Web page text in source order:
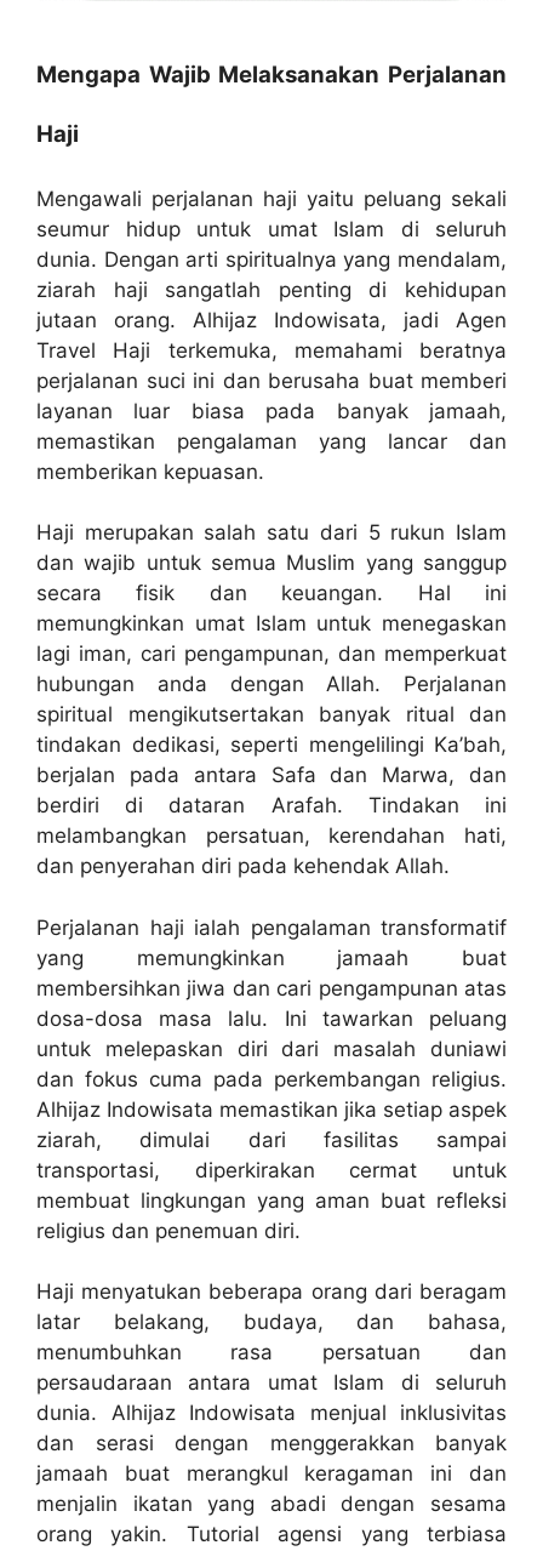
Mengapa Wajib Melaksanakan Perjalanan
Haji
Mengawali perjalanan haji yaitu peluang sekali
seumur hidup untuk umat Islam di seluruh
dunia. Dengan arti spiritualnya yang mendalam,
ziarah haji sangatlah penting di kehidupan
jutaan orang. Alhijaz Indowisata, jadi Agen
Travel Haji terkemuka, memahami beratnya
perjalanan suci ini dan berusaha buat memberi
layanan luar biasa pada banyak jamaah,
memastikan pengalaman yang lancar dan
memberikan kepuasan.
Haji merupakan salah satu dari 5 rukun Islam
dan wajib untuk semua Muslim yang sanggup
secara fisik dan keuangan. Hal ini
memungkinkan umat Islam untuk menegaskan
lagi iman, cari pengampunan, dan memperkuat
hubungan anda dengan Allah. Perjalanan
spiritual mengikutsertakan banyak ritual dan
tindakan dedikasi, seperti mengelilingi Ka’bah,
berjalan pada antara Safa dan Marwa, dan
berdiri di dataran Arafah. Tindakan ini
melambangkan persatuan, kerendahan hati,
dan penyerahan diri pada kehendak Allah.
Perjalanan haji ialah pengalaman transformatif
yang memungkinkan jamaah buat
membersihkan jiwa dan cari pengampunan atas
dosa-dosa masa lalu. Ini tawarkan peluang
untuk melepaskan diri dari masalah duniawi
dan fokus cuma pada perkembangan religius.
Alhijaz Indowisata memastikan jika setiap aspek
ziarah, dimulai dari fasilitas sampai
transportasi, diperkirakan cermat untuk
membuat lingkungan yang aman buat refleksi
religius dan penemuan diri.
Haji menyatukan beberapa orang dari beragam
latar belakang, budaya, dan bahasa,
menumbuhkan rasa persatuan dan
persaudaraan antara umat Islam di seluruh
dunia. Alhijaz Indowisata menjual inklusivitas
dan serasi dengan menggerakkan banyak
jamaah buat merangkul keragaman ini dan
menjalin ikatan yang abadi dengan sesama
orang yakin. Tutorial agensi yang terbiasa